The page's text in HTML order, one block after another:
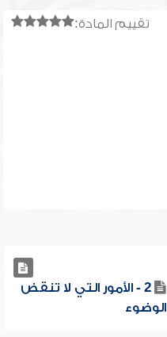
تقييم المادة:
2 - الأمور التي لا تنقض
الوضوء